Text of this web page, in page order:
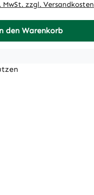
MwSt. zzgl. Versandkosten
den Warenkorb